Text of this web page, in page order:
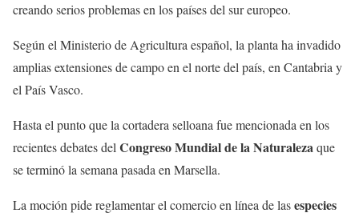
creando serios problemas en los países del sur europeo.
Según el Ministerio de Agricultura español, la planta ha invadido
amplias extensiones de campo en el norte del país, en Cantabria y
el País Vasco.
Hasta el punto que la cortadera selloana fue mencionada en los
recientes debates del Congreso Mundial de la Naturalezaque
se terminó la semana pasada en Marsella.
La moción pide reglamentar el comercio en línea de lasespecies